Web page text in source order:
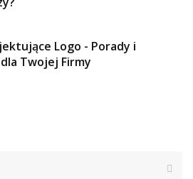
Logo - Porady i
Twojej Firmy